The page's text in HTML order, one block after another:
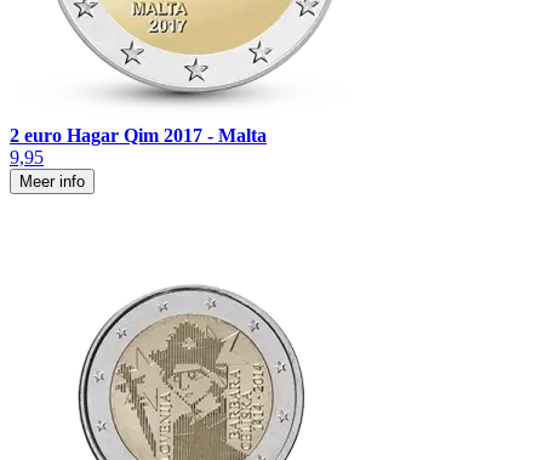
2 euro Hagar Qim 2017 - Malta
9,95
Meer info